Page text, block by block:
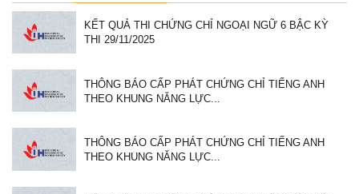
KẾT QUẢ THI CHỨNG CHỈ NGOẠI NGỮ 6 BẬC KỲ
THI 29/11/2025
THÔNG BÁO CẤP PHÁT CHỨNG CHỈ TIẾNG ANH
THEO KHUNG NĂNG LỰC...
THÔNG BÁO CẤP PHÁT CHỨNG CHỈ TIẾNG ANH
THEO KHUNG NĂNG LỰC...